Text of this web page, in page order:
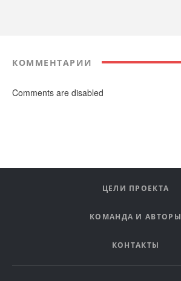
КОММЕНТАРИИ
Comments are disabled
ЦЕЛИ ПРОЕКТА
КОМАНДА И АВТОРЫ
КОНТАКТЫ